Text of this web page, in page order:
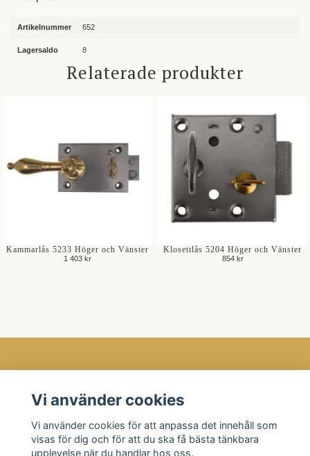
Artikelnummer 652
Lagersaldo 8
Relaterade produkter
Kammarlås 5233 Höger och Vänster
1 403 kr
Klosettlås 5204 Höger och Vänster
854 kr
Kundtjänst
Läs mer
Sociala medier
Vi använder cookies
Vi använder cookies för att anpassa det innehåll som
visas för dig och för att du ska få bästa tänkbara
upplevelse när du handlar hos oss.